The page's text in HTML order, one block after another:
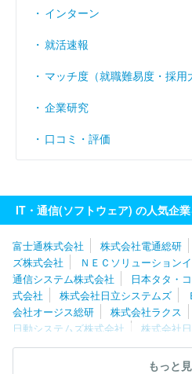
インターン
就活速報
マッチ度（就職難易度・採用
企業研究
口コミ・評価
IT・通信(ソフトウェア) の人気企
富士通株式会社 株式会社電通総研
ズ株式会社
ＮＥＣソリューション
通信システム株式会社
日本タタ・
式会社
株式会社日立システムズ
会社オージス総研
株式会社ラクス
日動システムズ株式会社
株式会社
株式会社
ＳＣＳＫ株式会社 ネッ
ヤノンＩＴソリューションズ株式会社
もっと